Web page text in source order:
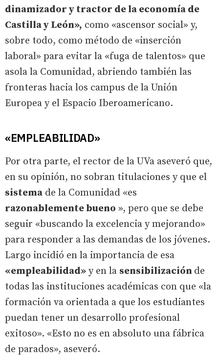
dinamizador y tractor de la economía de
Castilla y León», como «ascensor social» y,
sobre todo, como método de «inserción
laboral» para evitar la «fuga de talentos» que
asola la Comunidad, abriendo también las
fronteras hacia los campus de la Unión
Europea y el Espacio Iberoamericano.
«EMPLEABILIDAD»
Por otra parte, el rector de la UVa aseveró que,
en su opinión, no sobran titulaciones y que el
sistema de la Comunidad «es
razonablemente bueno », pero que se debe
seguir «buscando la excelencia y mejorando»
para responder a las demandas de los jóvenes.
Largo incidió en la importancia de esa
«empleabilidad» y en la sensibilización de
todas las instituciones académicas con que «la
formación va orientada a que los estudiantes
puedan tener un desarrollo profesional
exitoso». «Esto no es en absoluto una fábrica
de parados», aseveró.